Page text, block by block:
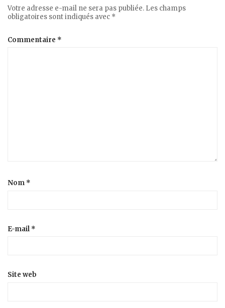
Votre adresse e-mail ne sera pas publiée. Les champs
obligatoires sont indiqués avec *
Commentaire *
Nom *
E-mail *
Site web